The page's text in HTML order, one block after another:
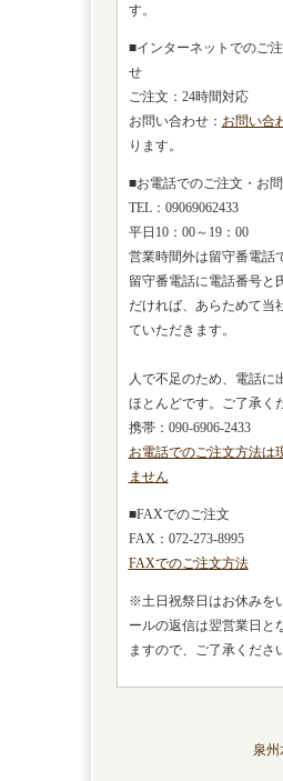
す。
■インターネットでのご
せ
ご注文：24時間対応
お問い合わせ： お問い合
ります。
■お電話でのご注文・お
TEL：09069062433
平日10：00～19：00
営業時間外は留守番電話
留守番電話に電話番号と
だければ、あらためて当
ていただきます。
人で不足のため、電話に
ほとんどです。ご了承く
携帯：090-6906-2433
お電話でのご注文方法は
ません
■FAXでのご注文
FAX：072-273-8995
FAXでのご注文方法
※土日祝祭日はお休みを
ールの返信は翌営業日と
ますので、ご了承くださ
泉州